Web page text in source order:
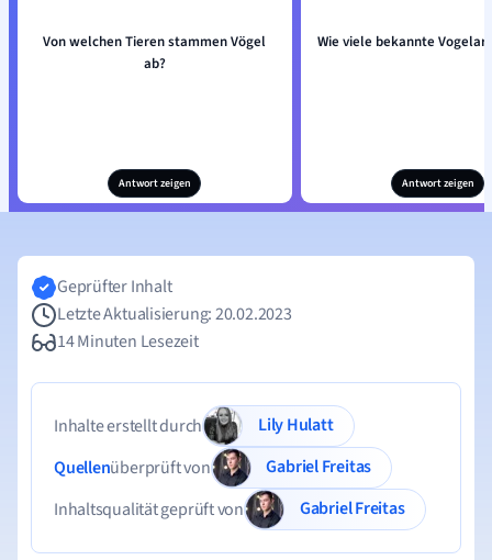
Von welchen Tieren stammen Vögel
ab?
Antwort zeigen
Wie viele bekannte
Antwort zeigen
Geprüfter Inhalt
Letzte Aktualisierung: 20.02.2023
14 Minuten Lesezeit
Inhalte erstellt durch
Lily Hulatt
Quellenüberprüft von
Gabriel Freitas
Inhaltsqualität geprüft von
Gabriel Freitas